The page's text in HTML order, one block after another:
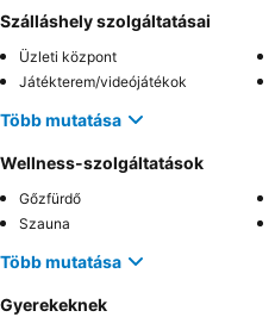
Szálláshely szolgáltatásai
Üzleti központ
Játékterem/videójátékok
Több mutatása
Wellness-szolgáltatások
Gőzfürdő
Szauna
Több mutatása
Gyerekeknek